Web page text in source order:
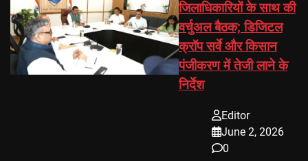
जिलाधिकारियों के साथ की
वर्चुअल बैठक; डिजिटल
क्रॉप सर्वे और किसान
पंजीकरण में तेजी लाने के
निर्देश
Editor
June 2, 2026
0